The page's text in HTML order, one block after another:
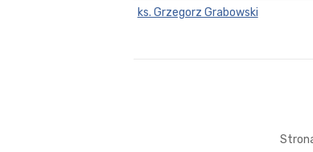
ks. Grzegorz Grabowski